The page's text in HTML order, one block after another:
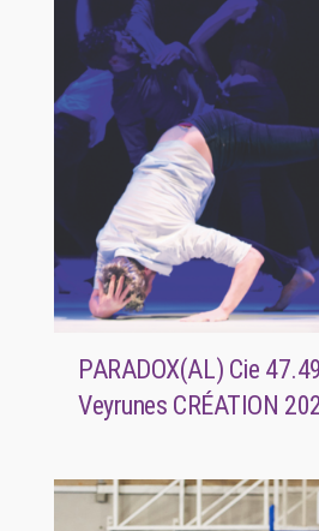
PARADOX(AL) Cie
Veyrunes CRÉATION